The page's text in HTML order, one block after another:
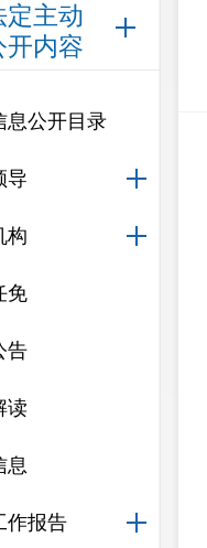
定主动
开内容
息公开目录
导
构
免
告
读
息
作报告